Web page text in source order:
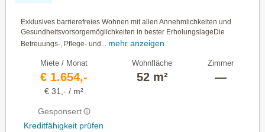
Exklusives barrierefreies Wohnen mit allen Annehmlichkeiten und
Gesundheitsvorsorgemöglichkeiten in bester ErholungslageDie
Betreuungs-, Pflege- und...
mehr anzeigen
Miete / Monat
€ 1.654,-
€ 31,- / m²
Gesponsert
Kreditfähigkeit prüfen
Wohnfläche
52 m²
Zimmer
—